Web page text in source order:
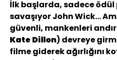
İlk başlarda, sadece
savaşıyor John Wick...
güvenli, mankenleri
Kate Dillon) devreye
filme giderek ağırlığını